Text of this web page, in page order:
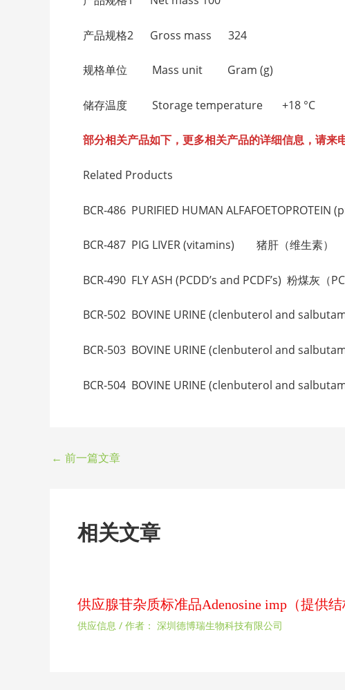
产品规格2 Gross mass 324
规格单位 Mass unit Gram (g)
储存温度 Storage temperature +18 °C
部分相关产品如下，更多相关产品的详细信息，请来
Related Products
BCR-486 PURIFIED HUMAN
BCR-487 PIG LIVER (vitamins) 猪肝（维生素
BCR-490 FLY ASH (PCDD’s and PCDF’s) 粉煤灰
BCR-502 BOVINE URINE (clenbuterol and
BCR-503 BOVINE URINE (clenbuterol and
BCR-504 BOVINE URINE (clenbuterol and
← 前一篇文章
相关文章
供应腺苷杂质标准品Adenosine imp（提供结
供应信息 / 作者： 深圳德博瑞生物科技有限公司